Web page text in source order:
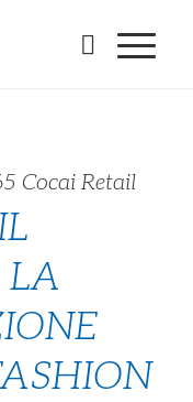
Cocai Retail
LA